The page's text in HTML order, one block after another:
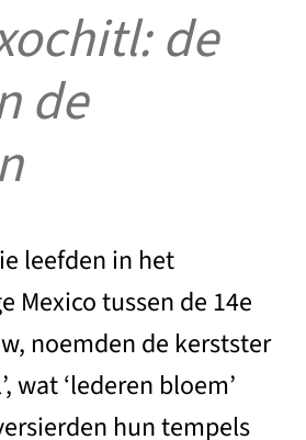
de
de
leefden in het
Mexico tussen de 14e
noemden de kerstster
wat ‘lederen bloem’
hun tempels